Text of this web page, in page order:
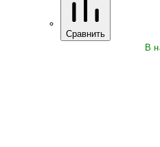
Сравнить
В